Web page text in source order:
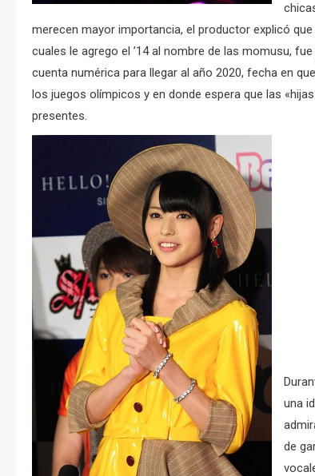
merecen mayor importancia, el productor explicó
cuales le agrego el ’14 al nombre de las momusu,
cuenta numérica para llegar al año 2020, fecha en
los juegos olímpicos y en donde espera que las
presentes.
una
de